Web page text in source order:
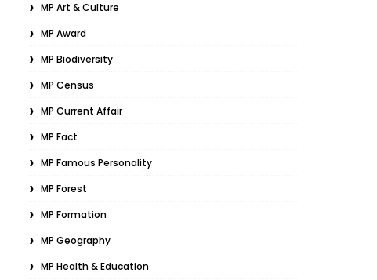
MP Art & Culture
MP Award
MP Biodiversity
MP Census
MP Current Affair
MP Fact
MP Famous Personality
MP Forest
MP Formation
MP Geography
MP Health & Education